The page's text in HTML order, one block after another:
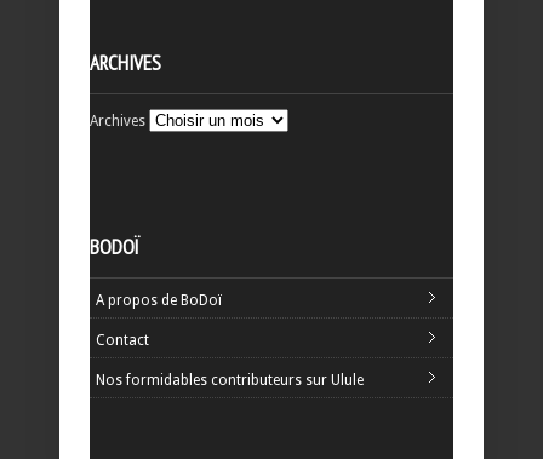
ARCHIVES
Archives
BODOÏ
A propos de BoDoï
Contact
Nos formidables contributeurs sur Ulule